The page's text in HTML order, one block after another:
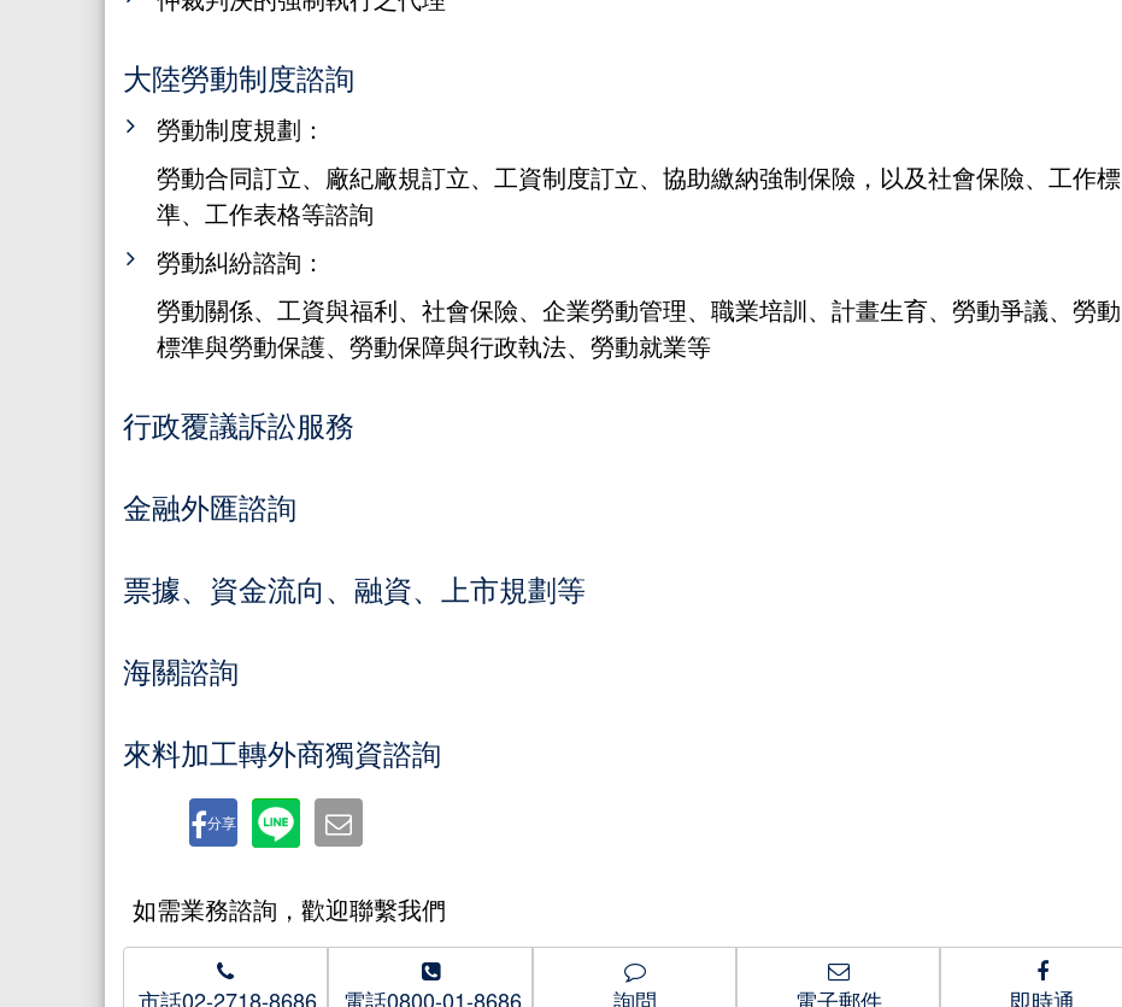
大陸勞動制度諮詢
勞動制度規劃：
勞動合同訂立、廠紀廠規訂立、工資制度訂立、協助繳納強制保險，以及社會保險、工作標
準、工作表格等諮詢
勞動糾紛諮詢：
勞動關係、工資與福利、社會保險、企業勞動管理、職業培訓、計畫生育、勞動爭議、勞動
標準與勞動保護、勞動保障與行政執法、勞動就業等
行政覆議訴訟服務
金融外匯諮詢
票據、資金流向、融資、上市規劃等
海關諮詢
來料加工轉外商獨資諮詢
分享
如需業務諮詢，歡迎聯繫我們
市話02-2718-8686 電話0800-01-8686 詢問 電子郵件 即時通